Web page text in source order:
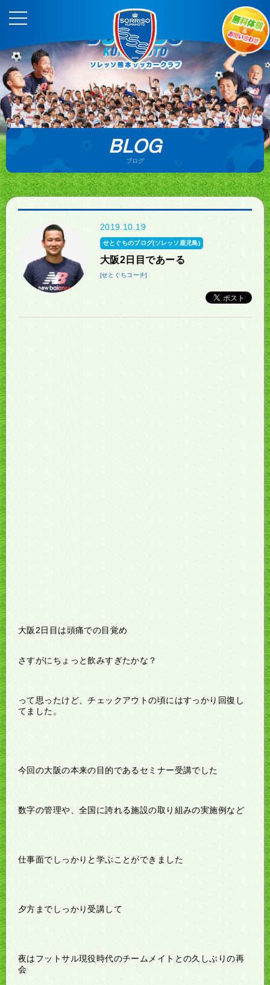
BLOG
ブログ
2019.10.19
せとぐちのブログ(ソレッソ鹿児島)
大阪2日目であーる
[せとぐちコーチ]
大阪2日目は頭痛での目覚め
さすがにちょっと飲みすぎたかな？
って思ったけど、チェックアウトの頃にはすっかり回復し
てました。
今回の大阪の本来の目的であるセミナー受講でした
数字の管理や、全国に誇れる施設の取り組みの実施例など
仕事面でしっかりと学ぶことができました
夕方までしっかり受講して
夜はフットサル現役時代のチームメイトとの久しぶりの再
会